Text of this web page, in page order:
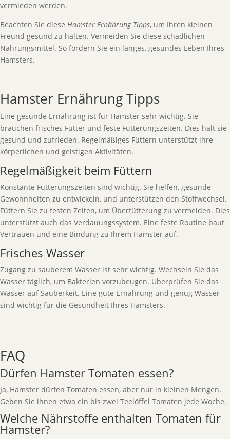
vermieden werden.
Beachten Sie diese Hamster Ernährung Tipps, um Ihren kleinen
Freund gesund zu halten. Vermeiden Sie diese schädlichen
Nahrungsmittel. So fördern Sie ein langes, gesundes Leben Ihres
Hamsters.
Hamster Ernährung Tipps
Eine gesunde Ernährung ist für Hamster sehr wichtig. Sie
brauchen frisches Futter und feste Fütterungszeiten. Dies hält sie
gesund und zufrieden. Regelmäßiges Füttern unterstützt ihre
körperlichen und geistigen Aktivitäten.
Regelmäßigkeit beim Füttern
Konstante Fütterungszeiten sind wichtig. Sie helfen, gesunde
Gewohnheiten zu entwickeln, und unterstützen den Stoffwechsel.
Füttern Sie zu festen Zeiten, um Überfütterung zu vermeiden. Dies
unterstützt auch das Verdauungssystem. Eine feste Routine baut
Vertrauen und eine Bindung zu Ihrem Hamster auf.
Frisches Wasser
Zugang zu sauberem Wasser ist sehr wichtig. Wechseln Sie das
Wasser täglich, um Bakterien vorzubeugen. Überprüfen Sie das
Wasser auf Sauberkeit. Eine gute Ernährung und genug Wasser
sind wichtig für die Gesundheit Ihres Hamsters.
FAQ
Dürfen Hamster Tomaten essen?
Ja, Hamster dürfen Tomaten essen, aber nur in kleinen Mengen.
Geben Sie ihnen etwa ein bis zwei Teelöffel Tomaten jede Woche.
Welche Nährstoffe enthalten Tomaten für
Hamster?